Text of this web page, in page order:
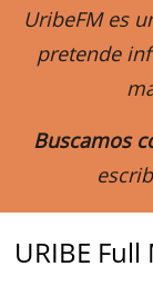
UribeFM es
pretende
Buscamos
URIBE